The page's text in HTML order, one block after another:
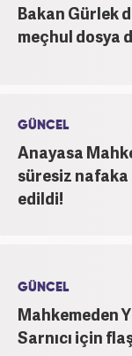
Bakan Gürlek
meçhul dosya
GÜNCEL
Anayasa
süresiz
edildi!
GÜNCEL
Mahkemeden
Sarnıcı için